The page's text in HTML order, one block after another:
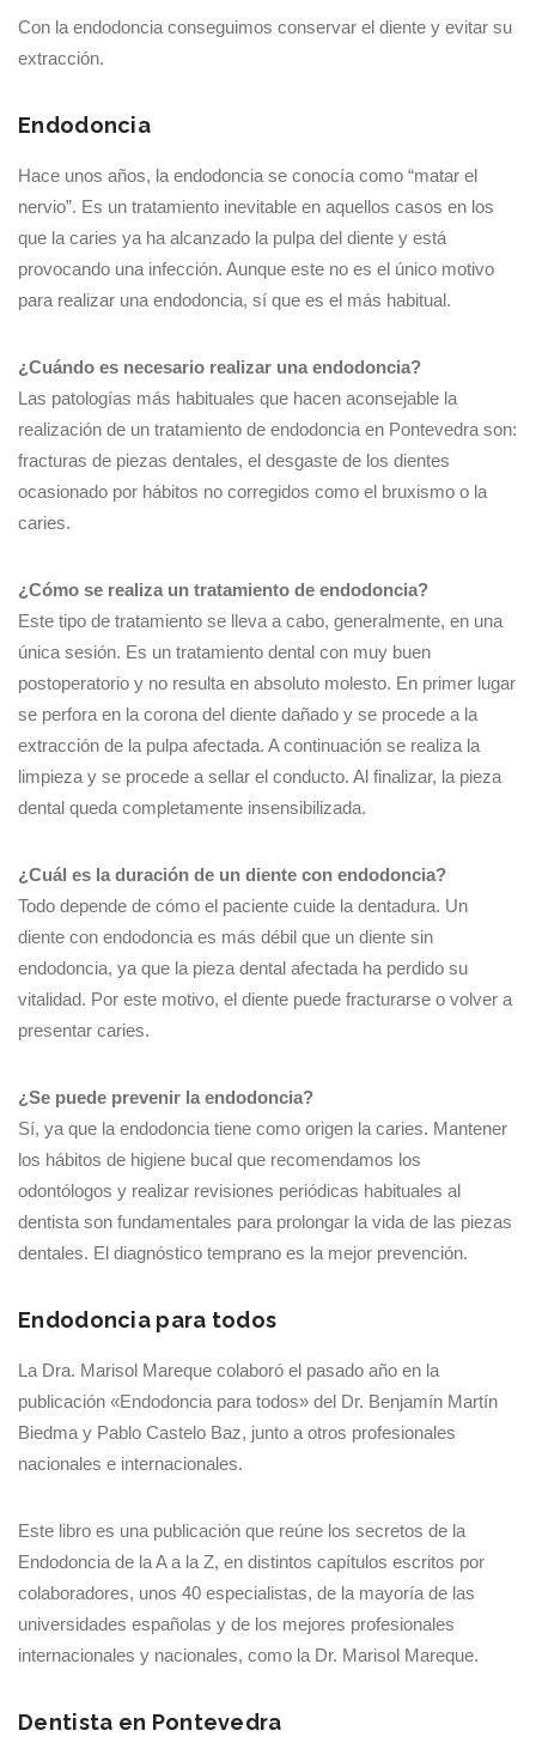
Con la endodoncia conseguimos conservar el diente y evitar su
extracción.
Endodoncia
Hace unos años, la endodoncia se conocía como “matar el
nervio”. Es un tratamiento inevitable en aquellos casos en los
que la caries ya ha alcanzado la pulpa del diente y está
provocando una infección. Aunque este no es el único motivo
para realizar una endodoncia, sí que es el más habitual.
¿Cuándo es necesario realizar una endodoncia?
Las patologías más habituales que hacen aconsejable la
realización de un tratamiento de endodoncia en Pontevedra son:
fracturas de piezas dentales, el desgaste de los dientes
ocasionado por hábitos no corregidos como el bruxismo o la
caries.
¿Cómo se realiza un tratamiento de endodoncia?
Este tipo de tratamiento se lleva a cabo, generalmente, en una
única sesión. Es un tratamiento dental con muy buen
postoperatorio y no resulta en absoluto molesto. En primer lugar
se perfora en la corona del diente dañado y se procede a la
extracción de la pulpa afectada. A continuación se realiza la
limpieza y se procede a sellar el conducto. Al finalizar, la pieza
dental queda completamente insensibilizada.
¿Cuál es la duración de un diente con endodoncia?
Todo depende de cómo el paciente cuide la dentadura. Un
diente con endodoncia es más débil que un diente sin
endodoncia, ya que la pieza dental afectada ha perdido su
vitalidad. Por este motivo, el diente puede fracturarse o volver a
presentar caries.
¿Se puede prevenir la endodoncia?
Sí, ya que la endodoncia tiene como origen la caries. Mantener
los hábitos de higiene bucal que recomendamos los
odontólogos y realizar revisiones periódicas habituales al
dentista son fundamentales para prolongar la vida de las piezas
dentales. El diagnóstico temprano es la mejor prevención.
Endodoncia para todos
La Dra. Marisol Mareque colaboró el pasado año en la
publicación «Endodoncia para todos» del Dr. Benjamín Martín
Biedma y Pablo Castelo Baz, junto a otros profesionales
nacionales e internacionales.
Este libro es una publicación que reúne los secretos de la
Endodoncia de la A a la Z, en distintos capítulos escritos por
colaboradores, unos 40 especialistas, de la mayoría de las
universidades españolas y de los mejores profesionales
internacionales y nacionales, como la Dr. Marisol Mareque.
Dentista en Pontevedra